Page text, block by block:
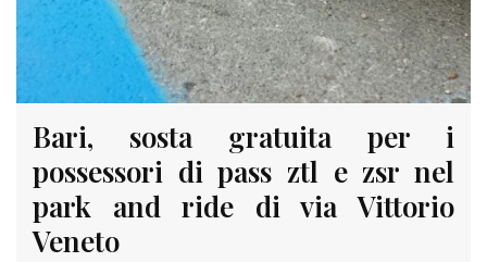
Bari, sosta gratuita per i
possessori di pass ztl e zsr nel
park and ride di via Vittorio
Veneto